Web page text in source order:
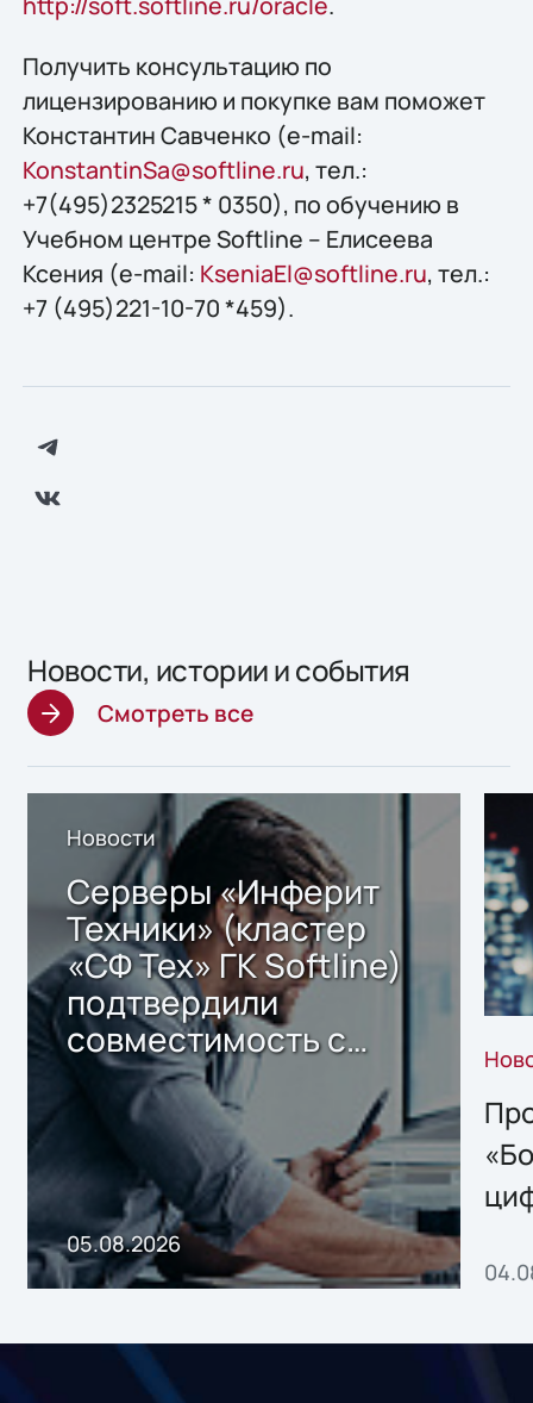
Получить конcультацию по
лицензированию и покупке вам поможет
Константин Савченко (e-mail:
KonstantinSa@softline.ru, тел.:
+7(495)2325215 * 0350), по обучению в
Учебном центре Softline – Елисеева
Ксения (e-mail: KseniaEl@softline.ru, тел.:
+7 (495)221-10-70 *459).
Новости, истории и события
Смотреть все
Новости
Серверы «Инферит
Техники» (кластер
«СФ Тех» ГК Softline)
подтвердили
совместимость с
решением Sharx
Storage 2.x для
хранения данных
05.08.2026